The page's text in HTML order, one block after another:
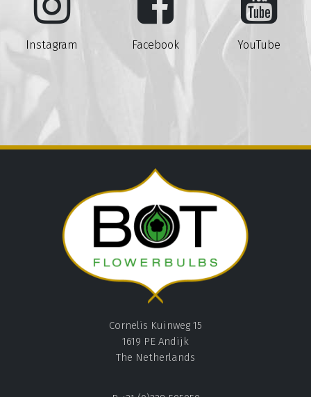
Instagram Facebook YouTube
Cornelis Kuinweg 15
1619 PE Andijk
The Netherlands